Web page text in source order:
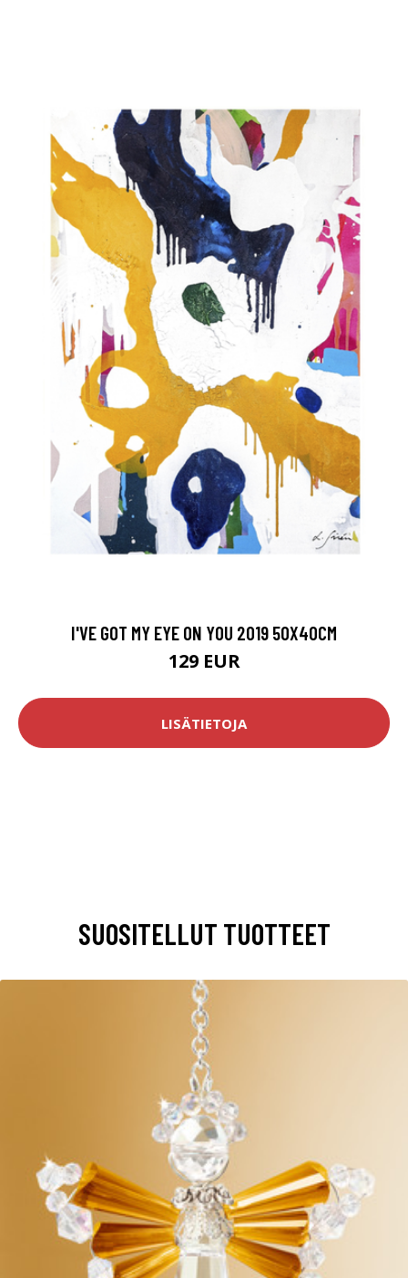
I'VE GOT MY EYE ON YOU 2019 50X40CM
129 EUR
LISÄTIETOJA
SUOSITELLUT TUOTTEET